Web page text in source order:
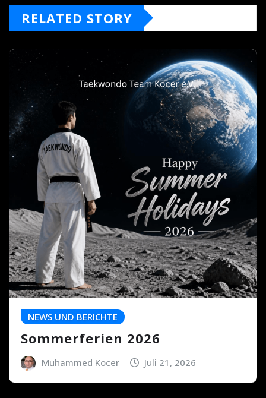
RELATED STORY
NEWS UND BERICHTE
Sommerferien 2026
Muhammed Kocer Juli 21, 2026